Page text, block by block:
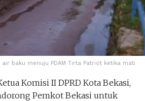
air baku menuju PDAM Tirta Patriot ketika mati
Komisi II DPRD Kota Bekasi,
Pemkot Bekasi untuk